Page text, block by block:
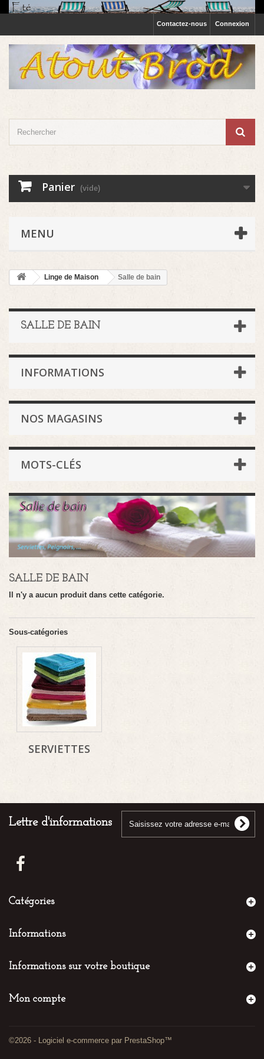
Connexion
Contactez-nous
Panier (vide)
MENU
Linge de Maison Salle de bain
SALLE DE BAIN
INFORMATIONS
NOS MAGASINS
MOTS-CLÉS
SALLE DE BAIN
Il n'y a aucun produit dans cette catégorie.
Sous-catégories
SERVIETTES
Lettre d'informations
Catégories
Informations
©2026 - Logiciel e-commerce par PrestaShop™
Informations sur votre boutique
Mon compte